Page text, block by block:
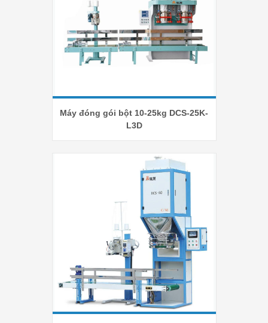
Máy đóng gói bột 10-25kg DCS-25K-
L3D